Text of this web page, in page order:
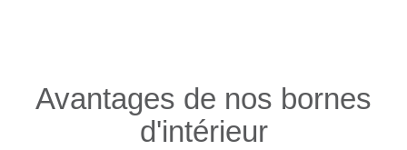
Avantages de nos bornes
d'intérieur